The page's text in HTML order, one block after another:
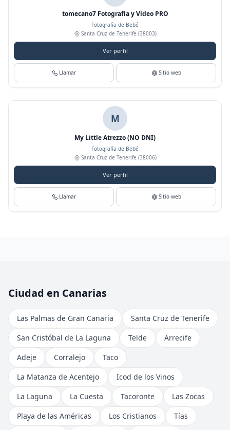
tomecano7 Fotografía y Vídeo PRO
Fotografía de Bebé
Santa Cruz de Tenerife (38003)
Ver perfil
Llamar Sitio web
M
My Little Atrezzo (NO DNI)
Fotografía de Bebé
Santa Cruz de Tenerife (38006)
Ver perfil
Llamar Sitio web
Ciudad en Canarias
Las Palmas de Gran Canaria
Santa Cruz de Tenerife
San Cristóbal de La Laguna
Telde
Arrecife
Adeje
Corralejo
Taco
La Matanza de Acentejo
Icod de los Vinos
La Laguna
La Cuesta Tacoronte
Las Zocas
Playa de las Américas
Los Cristianos
Tías